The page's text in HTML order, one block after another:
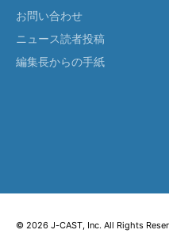
お問い合わせ
ニュース読者投稿
編集長からの手紙
© 2026 J-CAST, Inc. All Rights